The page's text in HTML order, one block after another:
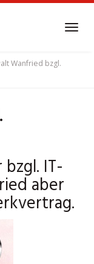
Wanfried bzgl.
IT-
aber